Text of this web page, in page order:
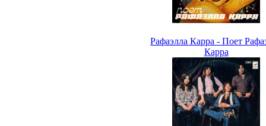
Рафаэлла Карра - Поет
Карра